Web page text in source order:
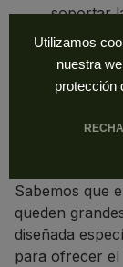
Utilizamos
nuestra
protección
soportar
de luz en
protege
insectos.
3.
Sabemos que
queden
diseñada
para ofrecer el